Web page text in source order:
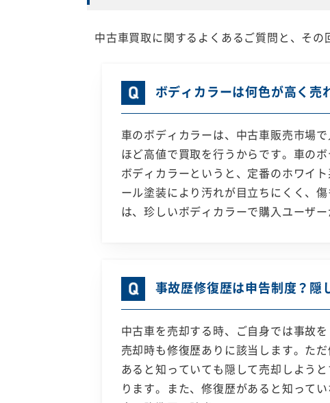
中古車買取に関するよくあるご質問と、その
ボディカラーは何色が高く売
車のボディカラーは、中古車販売市場
ほど高値で買取を行うからです。車の
ボディカラーというと、定番のホワイ
ール塗装により汚れが目立ちにくく、
は、珍しいボディカラーで購入ユーザ
事故歴修復歴は申告制度？隠
中古車を売却する時、ご自身では事故
売却時も修復歴ありに該当します。た
あると知っていても隠して売却しよう
ります。また、修復歴があると知って